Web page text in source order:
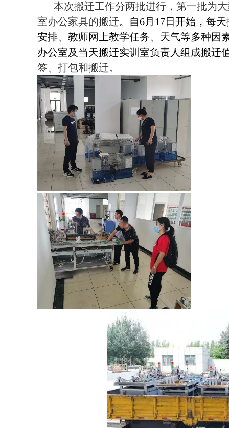
本次搬迁工作分两批进行，第一批为
室办公家具的搬迁。自6月 17日开始，每
安排、教师网上教学任务、天气等多种因
办公室及当天搬迁实训室负责人组成搬迁
签、打包和搬迁。